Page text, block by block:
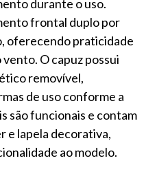
durante o uso.
frontal duplo por
oferecendo praticidade
O capuz possui
removível,
de uso conforme a
são funcionais e contam
e lapela decorativa,
ao modelo.